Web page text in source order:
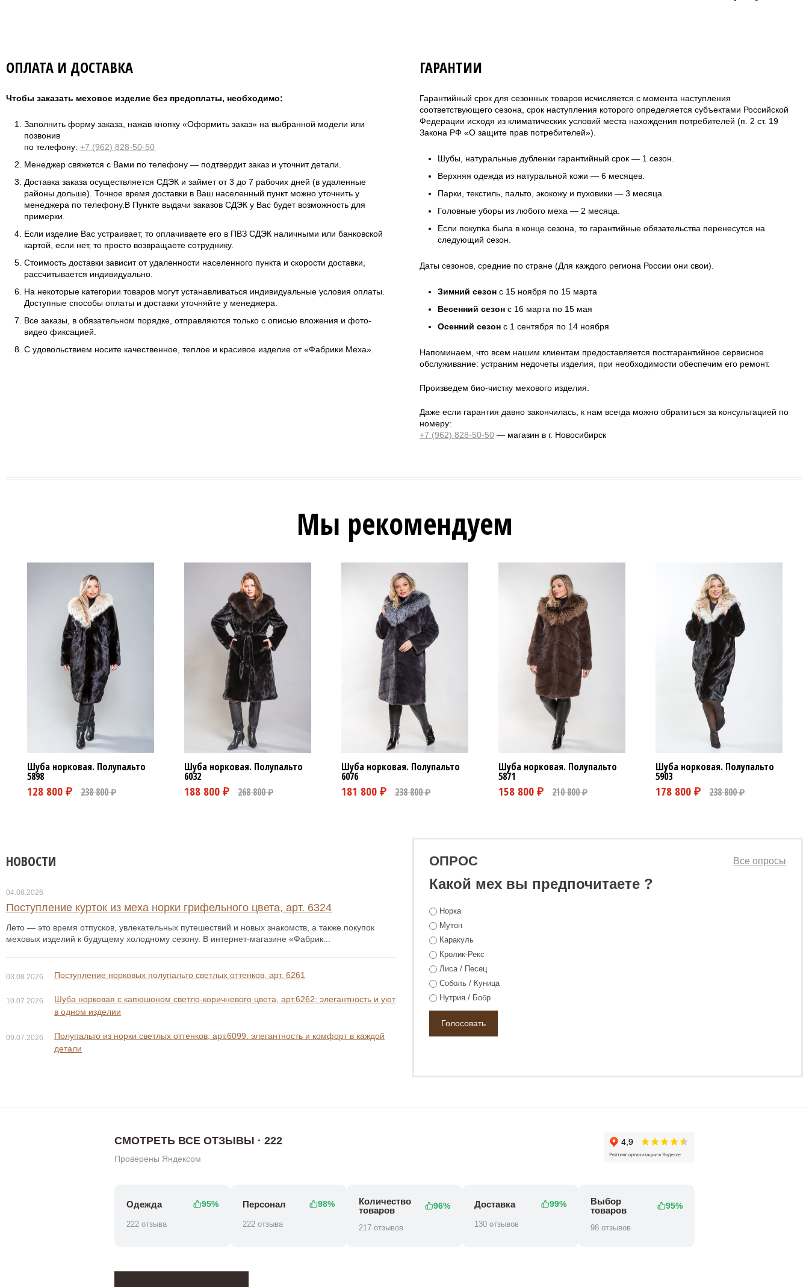
ОПЛАТА И ДОСТАВКА
Чтобы заказать меховое изделие без предоплаты, необходимо:
Заполнить форму заказа, нажав кнопку «Оформить заказ» на выбранной модели или
позвонив
по телефону: +7 (962) 828-50-50
Менеджер свяжется с Вами по телефону — подтвердит заказ и уточнит детали.
Доставка заказа осуществляется СДЭК и займет от 3 до 7 рабочих дней (в удаленные
районы дольше). Точное время доставки в Ваш населенный пункт можно уточнить у
менеджера по телефону.В Пункте выдачи заказов СДЭК у Вас будет возможность для
примерки.
Если изделие Вас устраивает, то оплачиваете его в ПВЗ СДЭК наличными или банковской
картой, если нет, то просто возвращаете сотруднику.
Стоимость доставки зависит от удаленности населенного пункта и скорости доставки,
рассчитывается индивидуально.
На некоторые категории товаров могут устанавливаться индивидуальные условия оплаты.
Доступные способы оплаты и доставки уточняйте у менеджера.
Все заказы, в обязательном порядке, отправляются только с описью вложения и фото-
видео фиксацией.
С удовольствием носите качественное, теплое и красивое изделие от «Фабрики Меха».
ГАРАНТИИ
Гарантийный срок для сезонных товаров исчисляется с момента наступления
соответствующего сезона, срок наступления которого определяется субъектами Российской
Федерации исходя из климатических условий места нахождения потребителей (п. 2 ст. 19
Закона РФ «О защите прав потребителей»).
Шубы, натуральные дубленки гарантийный срок — 1 сезон.
Верхняя одежда из натуральной кожи — 6 месяцев.
Парки, текстиль, пальто, экокожу и пуховики — 3 месяца.
Головные уборы из любого меха — 2 месяца.
Если покупка была в конце сезона, то гарантийные обязательства перенесутся на
следующий сезон.
Даты сезонов, средние по стране (Для каждого региона России они свои).
Зимний сезон с 15 ноября по 15 марта
Весенний сезон с 16 марта по 15 мая
Осенний сезон с 1 сентября по 14 ноября
Напоминаем, что всем нашим клиентам предоставляется постгарантийное сервисное
обслуживание: устраним недочеты изделия, при необходимости обеспечим его ремонт.
Произведем био-чистку мехового изделия.
Даже если гарантия давно закончилась, к нам всегда можно обратиться за консультацией по
номеру:
+7 (962) 828-50-50 — магазин в г. Новосибирск
Мы рекомендуем
Шуба норковая. Полупальто
5898
Шуба норковая. Полупальто
6032
Шуба норковая. Полупальто
6076
Шуба норковая. Полупальто
5871
Шуба норковая. Полупальто
5903
НОВОСТИ
04.08.2026
Поступление курток из меха норки грифельного цвета, арт. 6324
Лето — это время отпусков, увлекательных путешествий и новых знакомств, а также покупок
меховых изделий к будущему холодному сезону. В интернет-магазине «Фабрик...
03.08.2026 Поступление норковых полупальто светлых оттенков, арт. 6261
10.07.2026
Шуба норковая с капюшоном светло-коричневого цвета, арт.6262: элегантность и уют
в одном изделии
09.07.2026
Полупальто из норки светлых оттенков, арт.6099: элегантность и комфорт в каждой
детали
ОПРОС
Какой мех вы предпочитаете ?
Все опросы
Норка
Мутон
Каракуль
Кролик-Рекс
Лиса / Песец
Соболь / Куница
Нутрия / Бобр
СМОТРЕТЬ ВСЕ ОТЗЫВЫ · 222
Проверены Яндексом
Одежда 95%
222 отзыва
Персонал 98%
222 отзыва
Количество
товаров
96%
217 отзывов
Доставка 99%
130 отзывов
Выбор
товаров
95%
98 отзывов